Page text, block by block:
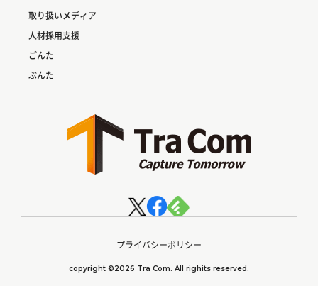
取り扱いメディア
人材採用支援
ごんた
ぶんた
プライバシーポリシー
copyright ©2026 Tra Com. All righits reserved.